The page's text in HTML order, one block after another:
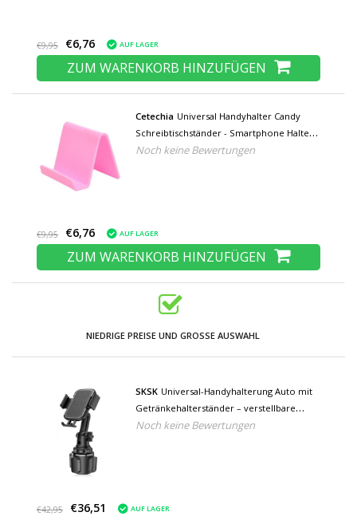
€9,95 €6,76 AUF LAGER
ZUM WARENKORB HINZUFÜGEN
Cetechia Universal Handyhalter Candy
Schreibtischständer - Smartphone Halter
für Videoanrufe Schreibtischständer Rosa
Noch keine Bewertungen
€9,95 €6,76 AUF LAGER
ZUM WARENKORB HINZUFÜGEN
NIEDRIGE PREISE UND GROSSE AUSWAHL
SKSK Universal-Handyhalterung Auto mit
Getränkehalterständer – verstellbare
Handyhalterung schwarz
Noch keine Bewertungen
€42,95 €36,51 AUF LAGER